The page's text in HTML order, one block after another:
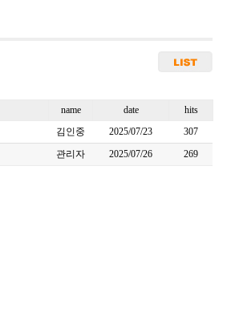
name date
hits
김인중 2025/07/23
307
관리자 2025/07/26 269